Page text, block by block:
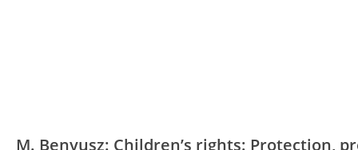
M. Benyusz: Children’s rights: Protection,